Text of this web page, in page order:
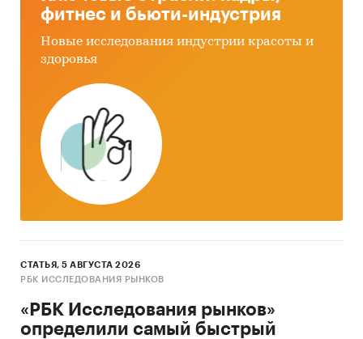
фитнес и бьюти-индустрия
Новые исследования индустрии красоты и
здоровья
СТАТЬЯ, 5 АВГУСТА 2026
РБК ИССЛЕДОВАНИЯ РЫНКОВ
«РБК Исследования рынков»
определили самый быстрый